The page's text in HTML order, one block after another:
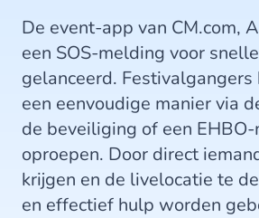
De event-app van CM.com,
een SOS-melding voor
gelanceerd. Festivalgangers
een eenvoudige manier via
de beveiliging of een
oproepen. Door direct
krijgen en de livelocatie te
en effectief hulp worden